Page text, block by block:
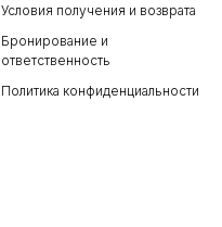
Условия получения и возврата
Бронирование и
ответственность
Политика конфиденциальности